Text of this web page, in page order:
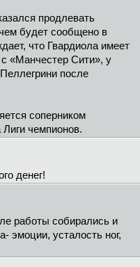
продлевать
будет сообщено в
что Гвардиола имеет
«Манчестер Сити», у
после
соперником
чемпионов.
денег!
работы собирались и
эмоции, усталость ног,